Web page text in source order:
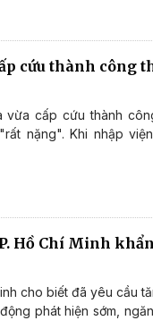
cứu thành công
vừa cấp cứu thành
nặng". Khi nhập
Hồ Chí Minh
cho biết đã yêu cầu
phát hiện sớm,